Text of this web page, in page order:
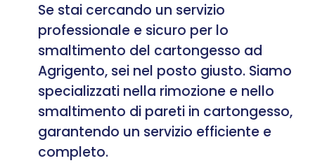
Se stai cercando un servizio
professionale e sicuro per lo
smaltimento del cartongesso ad
Agrigento, sei nel posto giusto. Siamo
specializzati nella rimozione e nello
smaltimento di pareti in cartongesso,
garantendo un servizio efficiente e
completo.